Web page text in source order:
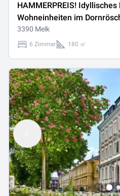
HAMMERPREIS!
Wohneinheiten im
einzigartiger Lage an der
Zentrum
3390 Melk
6 Zimmer 180 ㎡